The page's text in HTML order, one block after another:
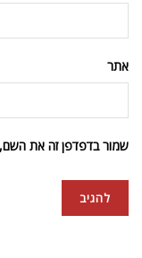
אתר
שמור בדפדפן זה את